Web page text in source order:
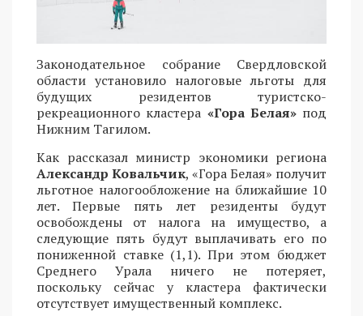
Законодательное собрание Свердловской
области установило налоговые льготы для
будущих резидентов туристско-
рекреационного кластера «Гора Белая»под
Нижним Тагилом.
Как рассказал министр экономики региона
Александр Ковальчик, «Гора Белая» получит
льготное налогообложение на ближайшие 10
лет. Первые пять лет резиденты будут
освобождены от налога на имущество, а
следующие пять будут выплачивать его по
пониженной ставке (1,1). При этом бюджет
Среднего Урала ничего не потеряет,
поскольку сейчас у кластера фактически
отсутствует имущественный комплекс.